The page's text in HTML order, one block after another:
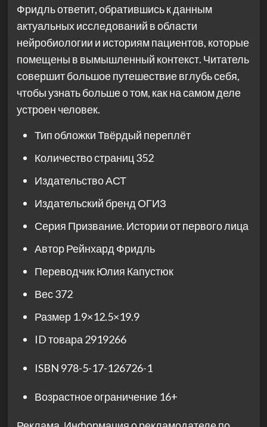
Фридль ответит, обратившись к данным
актуальных исследований в области
нейробиологии и историям пациентов, которые
помещены в вымышленный контекст. Читатель
совершит большое путешествие вглубь себя,
чтобы узнать больше о том, как на самом деле
устроен человек.
Тип обложкиТвёрдый переплёт
Количество страниц352
ИздательствоАСТ
Издательский бренд ОГИЗ
Серия Призвание. Истории от первого лица
АвторРейнхард Фридль
ПереводчикЮлия Капустюк
Вес372
Размер 1.9×12.5×19.9
ID товара 2919266
ISBN 978-5-17-126726-1
Возрастное ограничение 16+